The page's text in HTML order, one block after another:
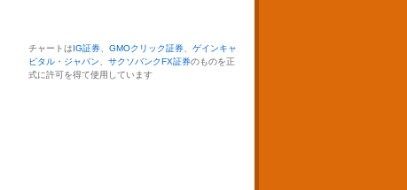
チャートはIG証券 GMOクリック証券
ゲインキャ
ピタル・ジャパン
サクソバンクFX証券のものを正
式に許可を得て使用しています